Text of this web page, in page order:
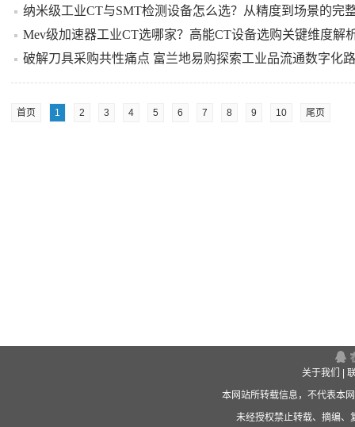
纳米级工业CT与SMT检测设备怎么选？从精度到场景的完
Mev级加速器工业CT选哪家？高能CT设备选购关键维度解
破解刀具采购共性痛点 富兰地易购探索工业品流通数字化
首页 1 2 3 4 5 6 7 8 9 10 尾页
关于我们
本网站所转载信息，不代表本
未经授权禁止转载、摘编、